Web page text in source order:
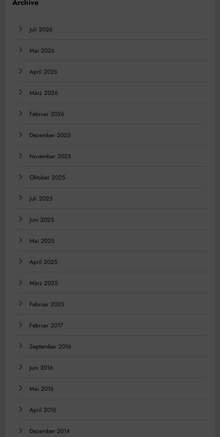
Archive
Juli 2026
Mai 2026
April 2026
März 2026
Februar 2026
Dezember 2025
November 2025
Oktober 2025
Juli 2025
Juni 2025
Mai 2025
April 2025
März 2025
Februar 2025
Februar 2017
September 2016
Juni 2016
Mai 2016
April 2016
Dezember 2014